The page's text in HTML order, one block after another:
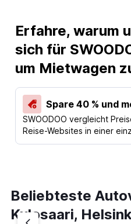
Erfahre, warum
sich für
um Mietwagen
Spare 40 % und
SWOODOO vergleicht
Reise-Websites in einer
Beliebteste
Kulosaari,